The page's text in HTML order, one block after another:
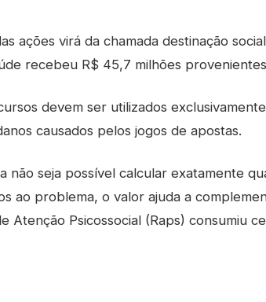
ações virá da chamada destinação
recebeu R$ 45,7 milhões
devem ser utilizados
causados pelos jogos de apostas.
não seja possível calcular exatamente
ao problema, o valor ajuda a
Atenção Psicossocial (Raps) consumiu